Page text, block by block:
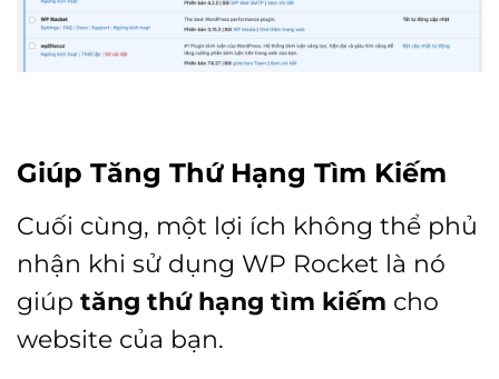
Giúp Tăng Thứ Hạng Tìm Kiếm
Cuối cùng, một lợi ích không thể phủ
nhận khi sử dụng WP Rocket là nó
giúp tăng thứ hạng tìm kiếm cho
website của bạn.